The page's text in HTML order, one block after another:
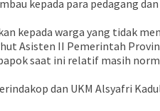
kepada para
kepada warga yang tidak
Asisten II Pemerintah
saat ini relatif masih
dan UKM Alsyafri